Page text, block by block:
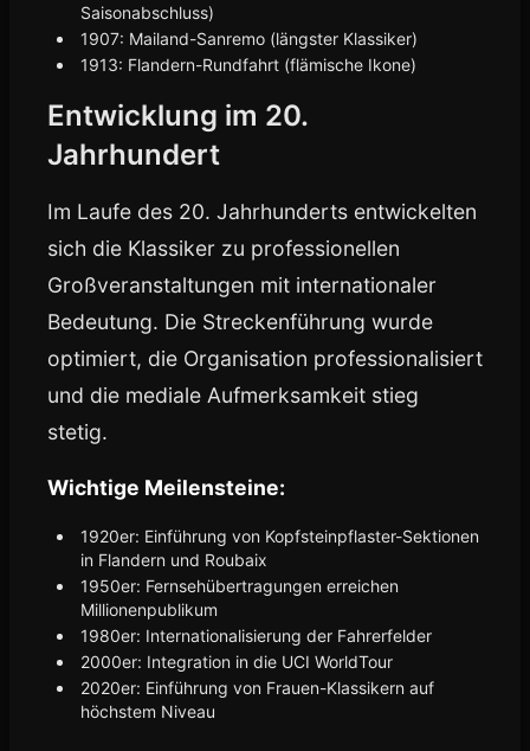
Saisonabschluss)
1907: Mailand-Sanremo (längster Klassiker)
1913: Flandern-Rundfahrt (flämische Ikone)
Entwicklung im 20.
Jahrhundert
Im Laufe des 20. Jahrhunderts entwickelten
sich die Klassiker zu professionellen
Großveranstaltungen mit internationaler
Bedeutung. Die Streckenführung wurde
optimiert, die Organisation professionalisiert
und die mediale Aufmerksamkeit stieg
stetig.
Wichtige Meilensteine:
1920er: Einführung von Kopfsteinpflaster-Sektionen
in Flandern und Roubaix
1950er: Fernsehübertragungen erreichen
Millionenpublikum
1980er: Internationalisierung der Fahrerfelder
2000er: Integration in die UCI WorldTour
2020er: Einführung von Frauen-Klassikern auf
höchstem Niveau